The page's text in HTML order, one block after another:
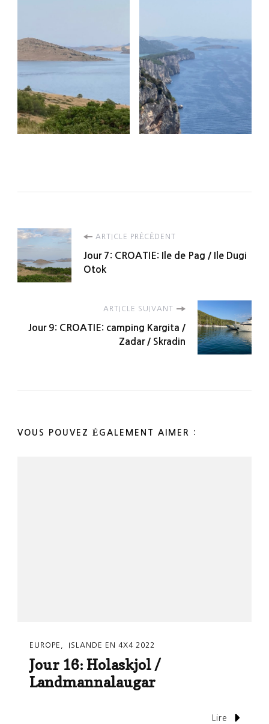
Navigation
d'article
ARTICLE PRÉCÉDENT
Jour 7: CROATIE: Ile de Pag / Ile Dugi
Otok
ARTICLE SUIVANT
Jour 9: CROATIE: camping Kargita /
Zadar / Skradin
VOUS POUVEZ ÉGALEMENT AIMER :
EUROPE ISLANDE EN 4X4 2022
Jour 16: Holaskjol /
Landmannalaugar
Lire